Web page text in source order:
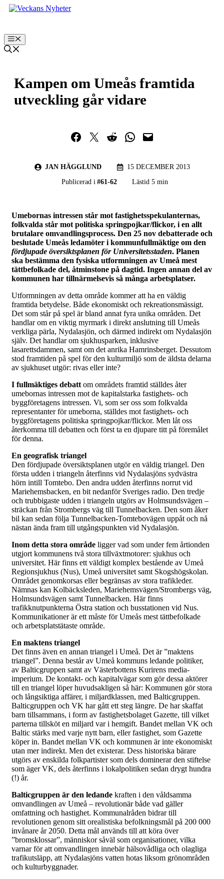
Hoppa
Meny
Kampen om Umeås framtida
utveckling går vidare
Dela på Facebook
Dela på TwitterDela på RedditDela i WhatsApp
Maila en länk
JAN HÄGGLUND
15 DECEMBER 2013
Publicerad i #61-62 Lästid 5 min
Umebornas intressen står mot fastighetsspekulanternas,
folkvalda står mot politiska springpojkar/flickor, i en allt
brutalare omvandlingsprocess. Den 25 nov debatterade och
beslutade Umeås ledamöter i kommunfullmäktige om den
fördjupade översiktsplanen för Universitetsstaden. Planen
ska bestämma den fysiska utformningen av Umeå mest
tättbefolkade del, åtminstone på dagtid. Ingen annan del av
kommunen har tillnärmelsevis så många arbetsplatser.
Utformningen av detta område kommer att ha en väldig
framtida betydelse. Både ekonomiskt och rekreationsmässigt.
Det som står på spel är bland annat fyra unika områden. Det
handlar om en viktig myrmark i direkt anslutning till Umeås
verkliga pärla, Nydalasjön, och därmed indirekt om Nydalasjön
själv. Det handlar om sjukhusparken, inklusive
lasarettsdammen, samt om det anrika Hamrinsberget. Dessutom
stod framtiden på spel för den kulturmiljö som de äldsta delarna
av sjukhuset utgör: rivas eller inte?
I fullmäktiges debatt om områdets framtid ställdes åter
umebornas intressen mot de kapitalstarka fastighets- och
byggföretagens intressen. Vi, som ser oss som folkvalda
representanter för umeborna, ställdes mot fastighets- och
byggföretagens politiska springpojkar/flickor. Men låt oss
återkomma till debatten och först ta en djupare titt på föremålet
för denna.
En geografisk triangel
Den fördjupade översiktsplanen utgör en väldig triangel. Den
första udden i triangeln återfinns vid Nydalasjöns sydvästra
hörn intill Tomtebo. Den andra udden återfinns norrut vid
Mariehemsbacken, en bit nedanför Sveriges radio. Den tredje
och trubbigaste udden i triangeln utgörs av Holmsundsvägen –
sträckan från Strombergs väg till Tunnelbacken. Den som åker
bil kan sedan följa Tunnelbacken-Tomtebovägen uppåt och nå
nästan ända fram till utgångspunkten vid Nydalasjön.
Inom detta stora område ligger vad som under fem årtionden
utgjort kommunens två stora tillväxtmotorer: sjukhus och
universitet. Här finns ett väldigt komplex bestående av Umeå
Regionsjukhus (Nus), Umeå universitet samt Skogshögskolan.
Området genomkorsas eller begränsas av stora trafikleder.
Nämnas kan Kolbäcksleden, Mariehemsvägen/Strombergs väg,
Holmsundsvägen samt Tunnelbacken. Här finns
trafikknutpunkterna Östra station och busstationen vid Nus.
Kommunikationer är ett måste för Umeås mest tättbefolkade
och arbetsplatstätaste område.
En maktens triangel
Det finns även en annan triangel i Umeå. Det är ”maktens
triangel”. Denna består av Umeå kommuns ledande politiker,
av Balticgruppen samt av Västerbottens Kurirens media-
imperium. De kontakt- och kapitalvägar som gör dessa aktörer
till en triangel löper huvudsakligen så här: Kommunen gör stora
och långsiktiga affärer, i miljardklassen, med Balticgruppen.
Balticgruppen och VK har gått ett steg längre. De har skaffat
barn tillsammans, i form av fastighetsbolaget Gazette, till vilket
parterna tillsköt en miljard var i hemgift. Bandet mellan VK och
Baltic stärks med varje nytt barn, eller fastighet, som Gazette
köper in. Bandet mellan VK och kommunen är inte ekonomiskt
utan mer indirekt. Men det existerar. Dess historiska bärare
utgörs av enskilda folkpartister som dels dominerar den stiftelse
som äger VK, dels återfinns i lokalpolitiken sedan drygt hundra
(!) år.
Balticgruppen är den ledande kraften i den våldsamma
omvandlingen av Umeå – revolutionär både vad gäller
omfattning och hastighet. Kommunalråden bidrar till
revolutionen genom sitt orealistiska befolkningsmål på 200 000
invånare år 2050. Detta mål används till att köra över
”bromsklossar”, människor såväl som organisationer, vilka
varnar för att omvandlingen innebär hälsovådliga och olagliga
trafikutsläpp, att Nydalasjöns vatten hotas liksom grönområden
och kulturbyggnader.